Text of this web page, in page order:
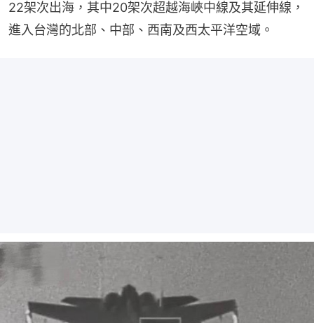
22架次出海，其中20架次超越海峽中線及其延伸線，
進入台灣的北部、中部、西南及西太平洋空域。